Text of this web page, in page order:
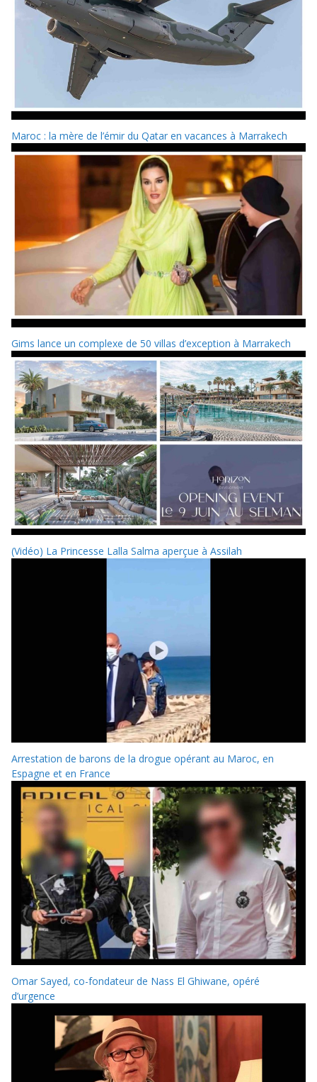
Maroc : la mère de l’émir du Qatar en vacances à Marrakech
Gims lance un complexe de 50 villas d’exception à Marrakech
(Vidéo) La Princesse Lalla Salma aperçue à Assilah
Arrestation de barons de la drogue opérant au Maroc, en
Espagne et en France
Omar Sayed, co-fondateur de Nass El Ghiwane, opéré
d’urgence